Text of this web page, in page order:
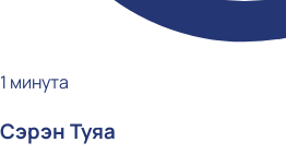
1 минута
Сэрэн Туяа